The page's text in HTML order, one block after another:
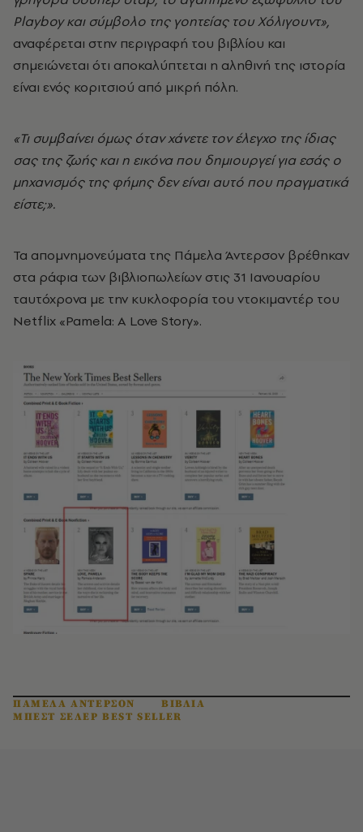
Playboy και σύμβολο της γοητείας του Χόλιγουντ»,
αναφέρεται στην περιγραφή του βιβλίου και
σημειώνεται ότι αποκαλύπτεται η αληθινή της ιστορία
είναι ενός κοριτσιού από μικρή πόλη.
«Τι συμβαίνει όμως όταν χάνετε τον έλεγχο της ίδιας
σας της ζωής και η εικόνα που δημιουργεί για εσάς ο
μηχανισμός της φήμης δεν είναι αυτό που πραγματικά
είστε;».
Τα απομνημονεύματα της Πάμελα Άντερσον βρέθηκαν
στα ράφια των βιβλιοπωλείων στις 31 Ιανουαρίου
ταυτόχρονα με την κυκλοφορία του ντοκιμαντέρ του
Netflix «Pamela: A Love Story».
ΠΑΜΕΛΑ ΑΝΤΕΡΣΟΝ
ΒΙΒΛΙΑ
ΜΠΕΣΤ ΣΕΛΕΡ BEST SELLER